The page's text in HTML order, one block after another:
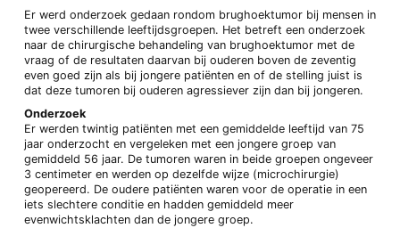
Er werd onderzoek gedaan rondom brughoektumor bij mensen in
twee verschillende leeftijdsgroepen. Het betreft een onderzoek
naar de chirurgische behandeling van brughoektumor met de
vraag of de resultaten daarvan bij ouderen boven de zeventig
even goed zijn als bij jongere patiënten en of de stelling juist is
dat deze tumoren bij ouderen agressiever zijn dan bij jongeren.
Onderzoek
Er werden twintig patiënten met een gemiddelde leeftijd van 75
jaar onderzocht en vergeleken met een jongere groep van
gemiddeld 56 jaar. De tumoren waren in beide groepen ongeveer
3 centimeter en werden op dezelfde wijze (microchirurgie)
geopereerd. De oudere patiënten waren voor de operatie in een
iets slechtere conditie en hadden gemiddeld meer
evenwichtsklachten dan de jongere groep.